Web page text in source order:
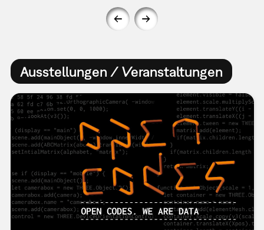
Ausstellungen / Veranstaltungen